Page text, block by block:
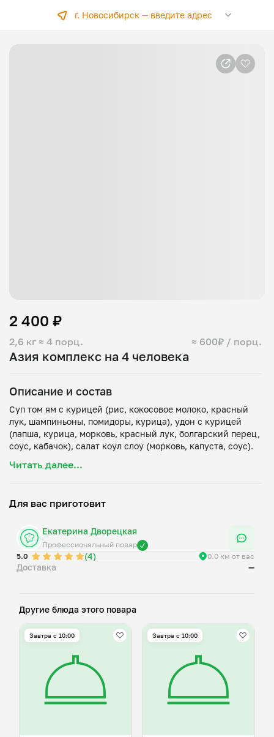
г. Новосибирск —введите адрес
Азия комплекс на 4 человека
2,6 кг ≈ 4 порц. ≈ 600₽ / порц.
2 400 ₽
Описание и состав
Суп том ям с курицей (рис, кокосовое молоко, красный
лук, шампиньоны, помидоры, курица), удон с курицей
(лапша, курица, морковь, красный лук, болгарский перец,
Читать далее...
Для вас приготовит
Екатерина Дворецкая
Профессиональный повар
5.0
(4) 0.0 км от вас
Доставка —
Другие блюда этого повара
Завтра c 10:00 Завтра c 10:00